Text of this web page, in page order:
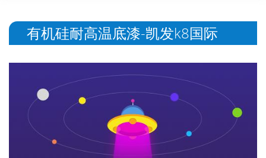
有机硅耐高温底漆-凯发k8国际